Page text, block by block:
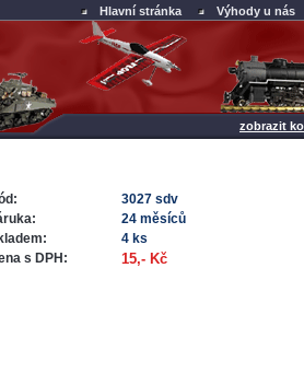
Hlavní stránka Výhody u nás
zobrazit
3027 sdv
24 měsíců
4 ks
s DPH:
15,- Kč